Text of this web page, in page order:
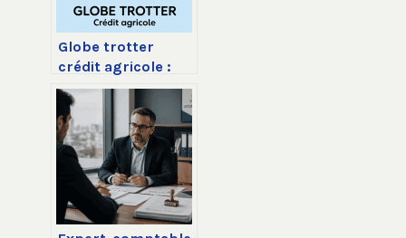
Globe trotter
crédit agricole :
avis, frais,
avantages et
limites